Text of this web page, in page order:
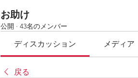
お助け
公開 · 43名のメンバー
ディスカッション メディア
戻る